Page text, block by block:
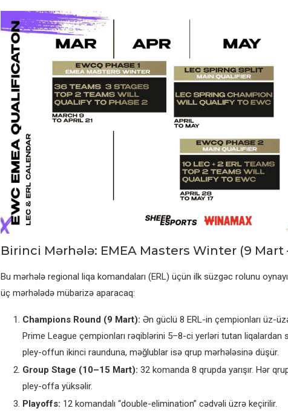
Birinci Mərhələ: EMEA Masters Winter (9 Mart
Bu mərhələ regional liqa komandaları (ERL) üçün ilk süzgəc rolunu
üç mərhələdə mübarizə aparacaq:
Champions Round (9 Mart): Ən güclü 8 ERL-in çempionları üz-
Prime League çempionları rəqiblərini 5–8-ci yerləri tutan liqalardan
pley-offun ikinci raunduna, məğlublar isə qrup mərhələsinə düşür.
Group Stage (10–15 Mart): 32 komanda 8 qrupda yarışır. Hər
pley-offa yüksəlir.
Playoffs: 12 komandalı “double-elimination” cədvəli üzrə keçirilir.